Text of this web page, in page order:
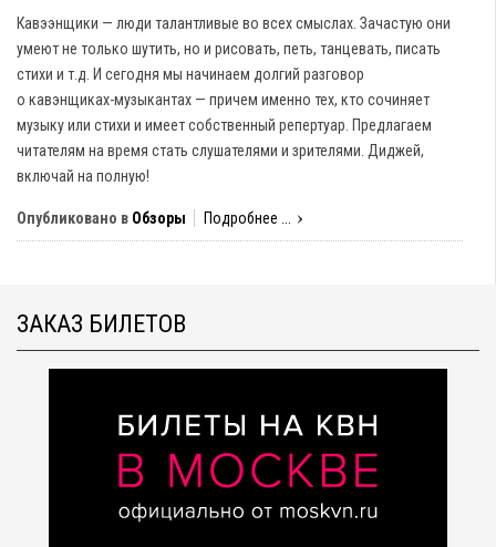
Кавээнщики — люди талантливые во всех смыслах. Зачастую они
умеют не только шутить, но и рисовать, петь, танцевать, писать
стихи и т.д. И сегодня мы начинаем долгий разговор
о кавэнщиках-музыкантах — причем именно тех, кто сочиняет
музыку или стихи и имеет собственный репертуар. Предлагаем
читателям на время стать слушателями и зрителями. Диджей,
включай на полную!
Опубликовано в Обзоры Подробнее ...
ЗАКАЗ БИЛЕТОВ